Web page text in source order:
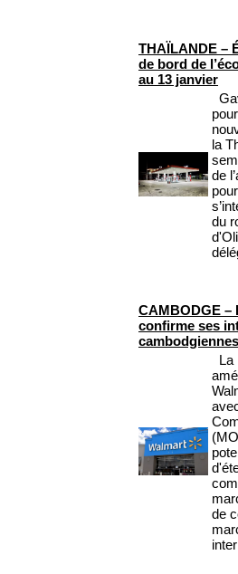
THAÏLANDE –
de bord de
au 13 janvier
la
de
du
CAMBODGE –
confirme ses
cambodgiennes
La
de